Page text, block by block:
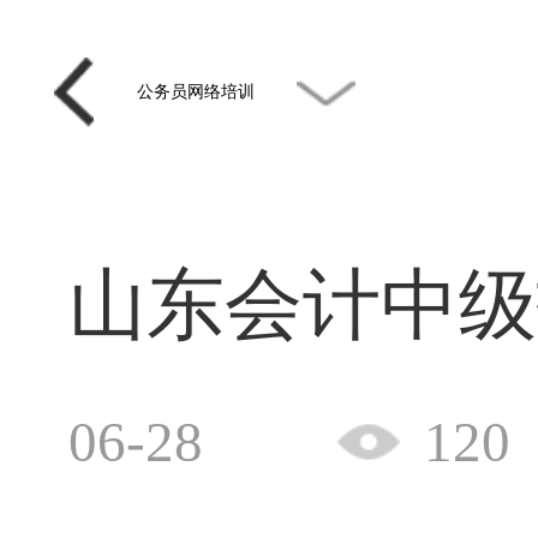
公务员网络培训
山东会计中
06-28 120